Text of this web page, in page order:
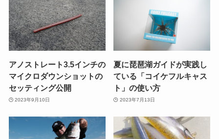
アノストレート3.5インチの
マイクロダウンショットの
セッティング公開
2023年9月10日
夏に琵琶湖ガイドが実践し
ている「コイケフルキャス
ト」の使い方
2023年7月13日